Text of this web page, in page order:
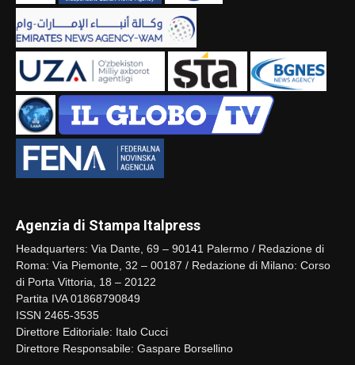
Agenzia di Stampa Italpress
Headquarters: Via Dante, 69 – 90141 Palermo / Redazione di
Roma: Via Piemonte, 32 – 00187 / Redazione di Milano: Corso
di Porta Vittoria, 18 – 20122
Partita IVA 01868790849
ISSN 2465-3535
Direttore Editoriale: Italo Cucci
Direttore Responsabile: Gaspare Borsellino